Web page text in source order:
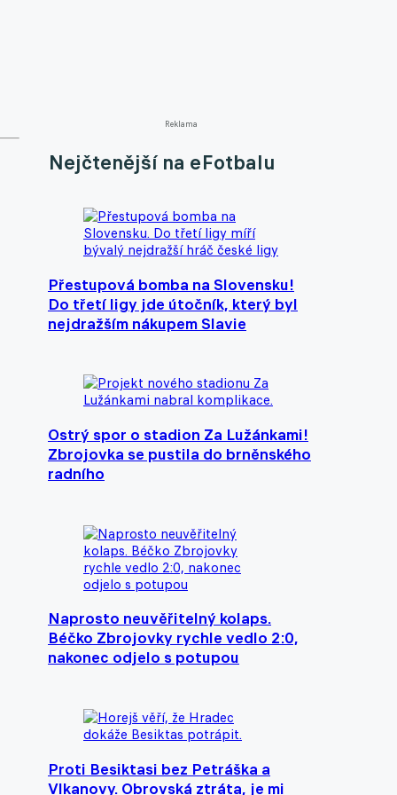
Reklama
Nejčtenější na eFotbalu
Přestupová bomba na Slovensku!
Do třetí ligy jde útočník, který byl
nejdražším nákupem Slavie
Ostrý spor o stadion Za Lužánkami!
Zbrojovka se pustila do brněnského
radního
Naprosto neuvěřitelný kolaps.
Béčko Zbrojovky rychle vedlo 2:0,
nakonec odjelo s potupou
Proti Besiktasi bez Petráška a
Vlkanovy. Obrovská ztráta, je mi